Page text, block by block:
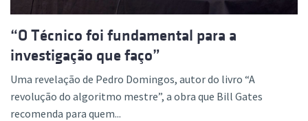
“O Técnico foi fundamental para a
investigação que faço”
Uma revelação de Pedro Domingos, autor do livro “A
revolução do algoritmo mestre”, a obra que Bill Gates
recomenda para quem...